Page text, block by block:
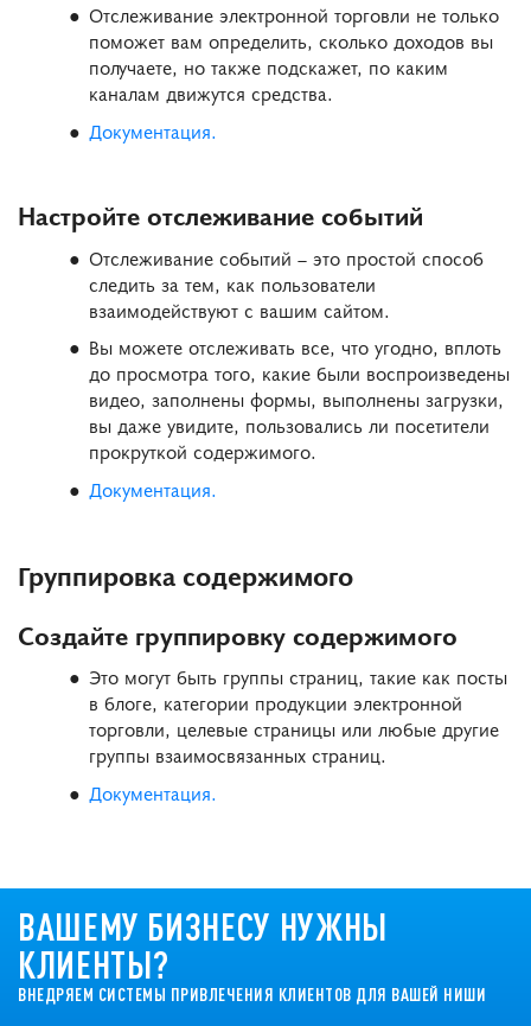
Отслеживание электронной торговли не только
поможет вам определить, сколько доходов вы
получаете, но также подскажет, по каким
каналам движутся средства.
Документация.
Настройте отслеживание событий
Отслеживание событий – это простой способ
следить за тем, как пользователи
взаимодействуют с вашим сайтом.
Вы можете отслеживать все, что угодно, вплоть
до просмотра того, какие были воспроизведены
видео, заполнены формы, выполнены загрузки,
вы даже увидите, пользовались ли посетители
прокруткой содержимого.
Документация.
Группировка содержимого
Создайте группировку содержимого
Это могут быть группы страниц, такие как посты
в блоге, категории продукции электронной
торговли, целевые страницы или любые другие
группы взаимосвязанных страниц.
Документация.
ВАШЕМУ БИЗНЕСУ НУЖНЫ
КЛИЕНТЫ?
ВНЕДРЯЕМ СИСТЕМЫ ПРИВЛЕЧЕНИЯ КЛИЕНТОВ ДЛЯ ВАШЕЙ НИШИ